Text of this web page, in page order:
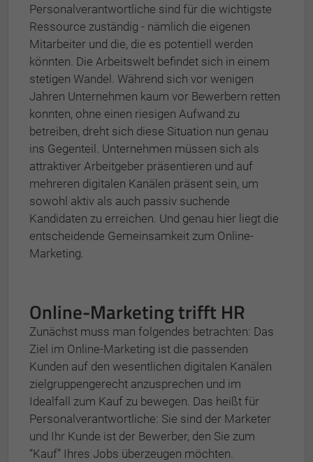
Personalverantwortliche sind für die wichtigste
Ressource zuständig - nämlich die eigenen
Mitarbeiter und die, die es potentiell werden
könnten. Die Arbeitswelt befindet sich in einem
stetigen Wandel. Während sich vor wenigen
Jahren Unternehmen kaum vor Bewerbern retten
konnten, ohne einen riesigen Aufwand zu
betreiben, dreht sich diese Situation nun genau
ins Gegenteil. Unternehmen müssen sich als
attraktiver Arbeitgeber präsentieren und auf
mehreren digitalen Kanälen präsent sein, um
sowohl aktiv als auch passiv suchende
Kandidaten zu erreichen. Und genau hier liegt die
entscheidende Gemeinsamkeit zum Online-
Marketing.
Online-Marketing trifft HR
Zunächst muss man folgendes betrachten: Das
Ziel im Online-Marketing ist die passenden
Kunden auf den wesentlichen digitalen Kanälen
zielgruppengerecht anzusprechen und im
Idealfall zum Kauf zu bewegen. Das heißt für
Personalverantwortliche: Sie sind der Marketer
und Ihr Kunde ist der Bewerber, den Sie zum
“Kauf” Ihres Jobs überzeugen möchten.